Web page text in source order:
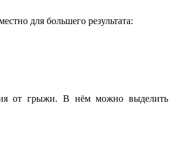
для большего результата:
от грыжи. В нём можно выделить